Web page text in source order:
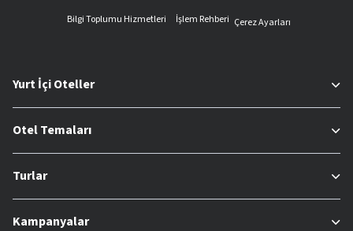
Bilgi Toplumu Hizmetleri
İşlem Rehberi Çerez Ayarları
Yurt İçi Oteller
Otel Temaları
Turlar
Kampanyalar